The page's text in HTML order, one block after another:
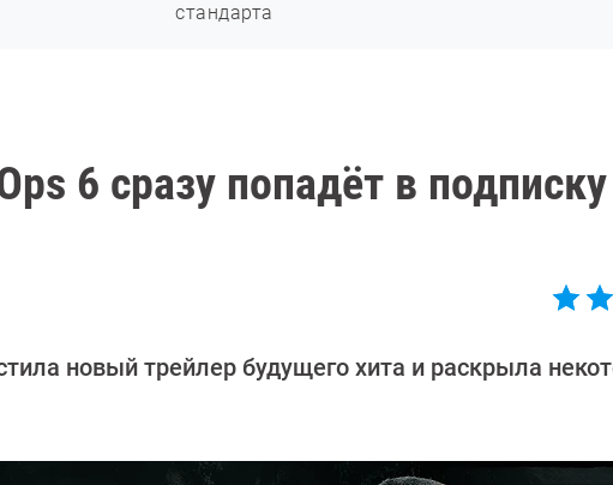
стандарта
6 сразу попадёт в
новый трейлер будущего хита и раскрыла